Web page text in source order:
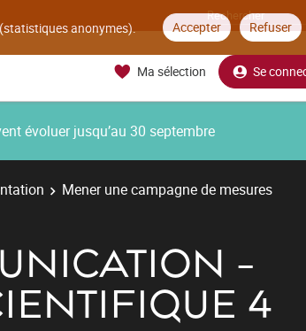
anonymes). Accepter Refuser
Ma sélection Se
évoluer jusqu’au 30 septembre
Mener une campagne de mesures
-
4